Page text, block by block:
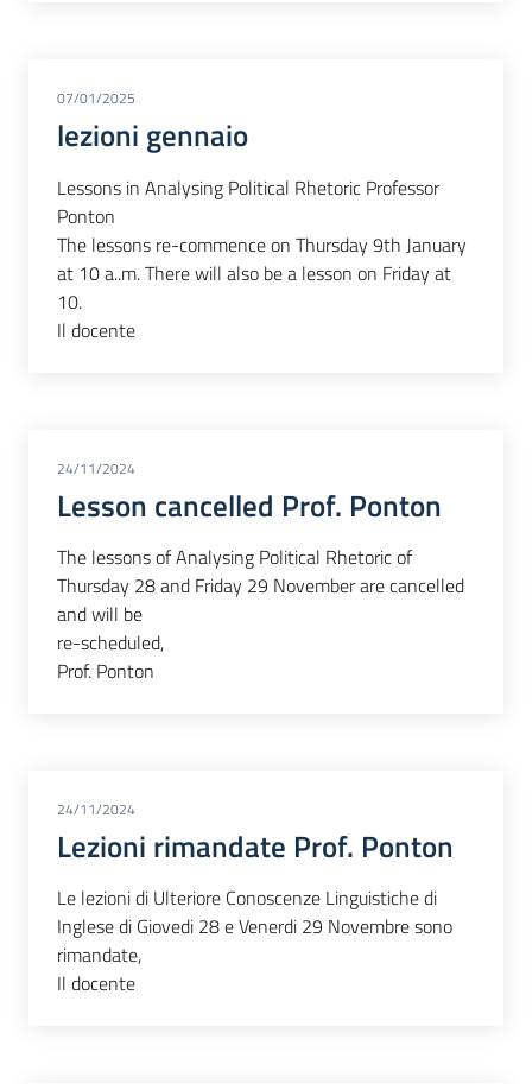
07/01/2025
lezioni gennaio
Lessons in Analysing Political Rhetoric Professor
Ponton
The lessons re-commence on Thursday 9th January
at 10 a..m. There will also be a lesson on Friday at
10.
Il docente
24/11/2024
Lesson cancelled Prof. Ponton
The lessons of Analysing Political Rhetoric of
Thursday 28 and Friday 29 November are cancelled
and will be
re-scheduled,
Prof. Ponton
24/11/2024
Lezioni rimandate Prof. Ponton
Le lezioni di Ulteriore Conoscenze Linguistiche di
Inglese di Giovedi 28 e Venerdi 29 Novembre sono
rimandate,
Il docente